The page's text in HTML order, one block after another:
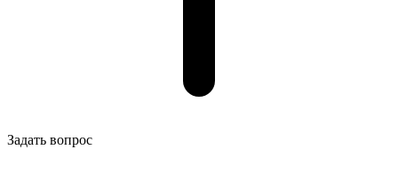
Задать вопрос